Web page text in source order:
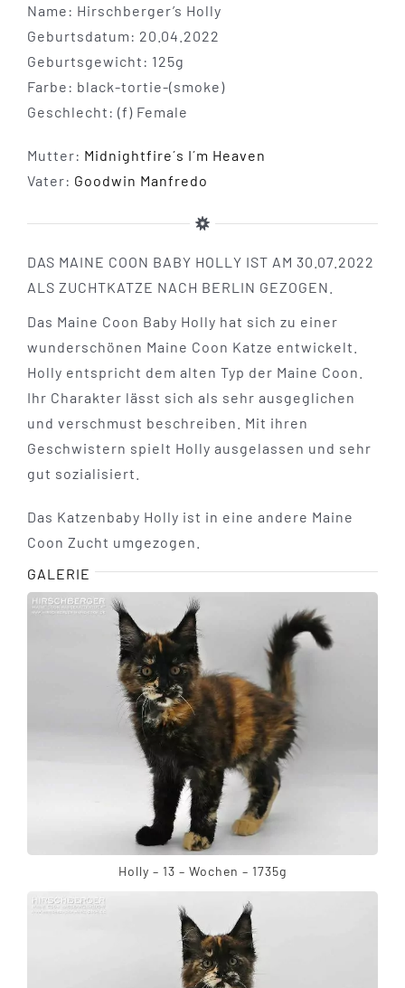
Name: Hirschberger’s Holly
Geburtsdatum: 20.04.2022
Geburtsgewicht: 125g
Farbe: black-tortie-(smoke)
Geschlecht: (f) Female
Mutter: Midnightfire´s I´m Heaven
Vater: Goodwin Manfredo
DAS MAINE COON BABY HOLLY IST AM 30.07.2022
ALS ZUCHTKATZE NACH BERLIN GEZOGEN.
Das Maine Coon Baby Holly hat sich zu einer
wunderschönen Maine Coon Katze entwickelt.
Holly entspricht dem alten Typ der Maine Coon.
Ihr Charakter lässt sich als sehr ausgeglichen
und verschmust beschreiben. Mit ihren
Geschwistern spielt Holly ausgelassen und sehr
gut sozialisiert.
Das Katzenbaby Holly ist in eine andere Maine
Coon Zucht umgezogen.
GALERIE
Holly – 13 – Wochen – 1735g